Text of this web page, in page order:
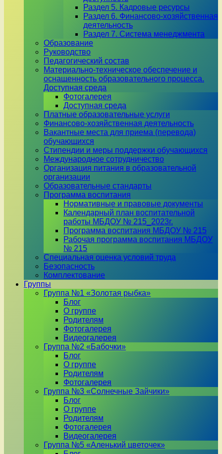
Раздел 5. Кадровые ресурсы
Раздел 6. Финансово-хозяйственная
деятельность
Раздел 7. Система менеджмента
Образование
Руководство
Педагогический состав
Материально-техническое обеспечение и
оснащенность образовательного процесса.
Доступная среда
Фотогалерея
Доступная среда
Платные образовательные услуги
Финансово-хозяйственная деятельность
Вакантные места для приема (перевода)
обучающихся
Стипендии и меры поддержки обучающихся
Международное сотрудничество
Организация питания в образовательной
организации
Образовательные стандарты
Программа воспитания
Нормативные и правовые документы
Календарный план воспитательной
работы МБДОУ № 215_2023г.
Программа воспитания МБДОУ № 215
Рабочая программа воспитания МБДОУ
№ 215
Специальная оценка условий труда
Безопасность
Комплектование
Группы
Группа №1 «Золотая рыбка»
Блог
О группе
Родителям
Фотогалерея
Видеогалерея
Группа №2 «Бабочки»
Блог
О группе
Родителям
Фотогалерея
Группа №3 «Солнечные Зайчики»
Блог
О группе
Родителям
Фотогалерея
Видеогалерея
Группа №5 «Аленький цветочек»